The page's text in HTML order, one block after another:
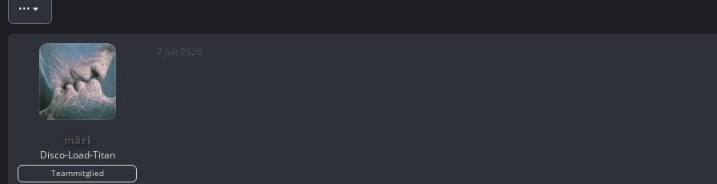
t
a
m
•••
märi
Disco-Load-Titan
Teammitglied
7 Juli 2026